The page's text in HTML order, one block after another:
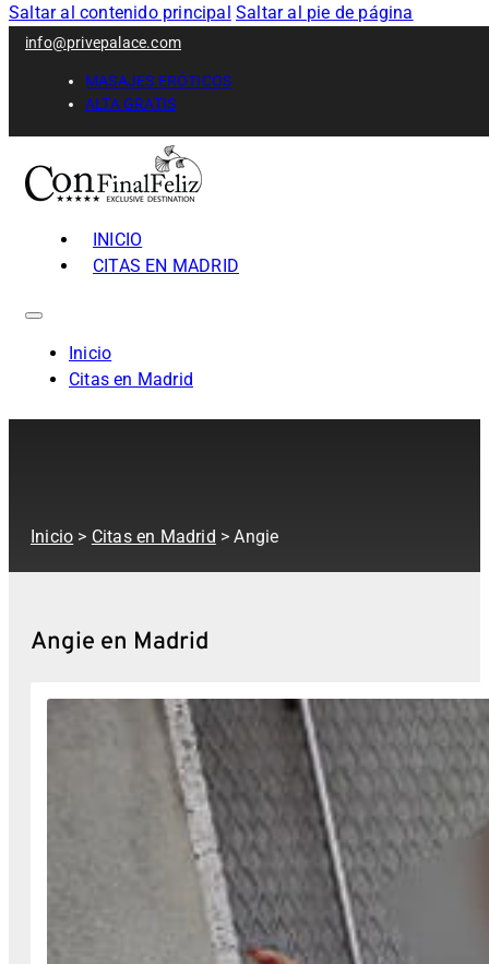
Saltar al contenido principal Saltar al pie de página
info@privepalace.com
MASAJES ERÓTICOS
ALTA GRATIS
INICIO
CITAS EN MADRID
Inicio
Citas en Madrid
Inicio > Citas en Madrid > Angie
Angie en Madrid